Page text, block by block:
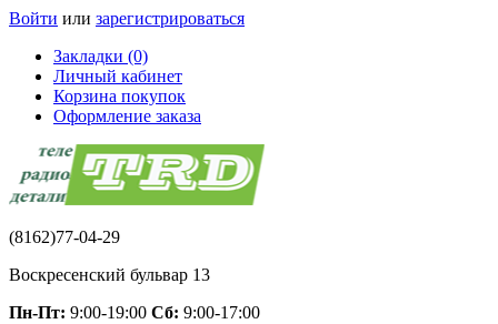
Войти или зарегистрироваться
Закладки (0)
Личный кабинет
Корзина покупок
Оформление заказа
(8162)77-04-29
Воскресенский бульвар 13
Пн-Пт: 9:00-19:00 Сб: 9:00-17:00